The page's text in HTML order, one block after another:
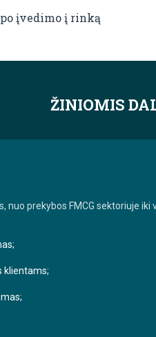
įvedimo į rinką
ŽINIOMIS
nuo prekybos FMCG sektoriuje
klientams;